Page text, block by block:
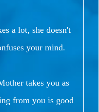
a lot, she doesn't
your mind.
takes you as
from you is good